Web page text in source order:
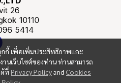
กกี้ เพื่อเพิ่มประสิทธิภาพและ
นเว็บไซต์ของท่าน ท่านสามารถ
ที่ Privacy Policy and Cookies
26
10110
5414